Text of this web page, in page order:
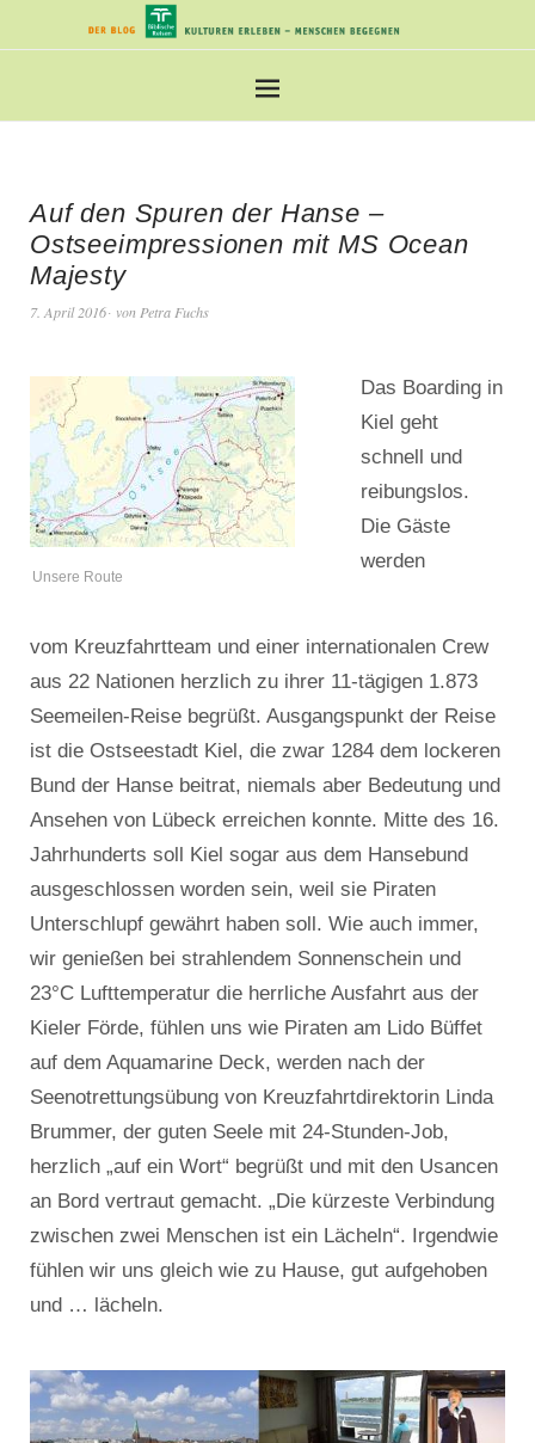
Auf den Spuren der Hanse –
Ostseeimpressionen mit MS Ocean
Majesty
7. April 2016 von Petra Fuchs
Unsere Route
Das Boarding in
Kiel geht
schnell und
reibungslos.
Die Gäste
werden
vom Kreuzfahrtteam und einer internationalen Crew
aus 22 Nationen herzlich zu ihrer 11-tägigen 1.873
Seemeilen-Reise begrüßt. Ausgangspunkt der Reise
ist die Ostseestadt Kiel, die zwar 1284 dem lockeren
Bund der Hanse beitrat, niemals aber Bedeutung und
Ansehen von Lübeck erreichen konnte. Mitte des 16.
Jahrhunderts soll Kiel sogar aus dem Hansebund
ausgeschlossen worden sein, weil sie Piraten
Unterschlupf gewährt haben soll. Wie auch immer,
wir genießen bei strahlendem Sonnenschein und
23°C Lufttemperatur die herrliche Ausfahrt aus der
Kieler Förde, fühlen uns wie Piraten am Lido Büffet
auf dem Aquamarine Deck, werden nach der
Seenotrettungsübung von Kreuzfahrtdirektorin Linda
Brummer, der guten Seele mit 24-Stunden-Job,
herzlich „auf ein Wort“ begrüßt und mit den Usancen
an Bord vertraut gemacht. „Die kürzeste Verbindung
zwischen zwei Menschen ist ein Lächeln“. Irgendwie
fühlen wir uns gleich wie zu Hause, gut aufgehoben
und … lächeln.